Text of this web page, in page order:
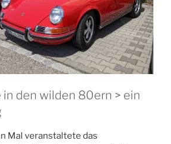
den wilden 80ern > ein
Mal veranstaltete das